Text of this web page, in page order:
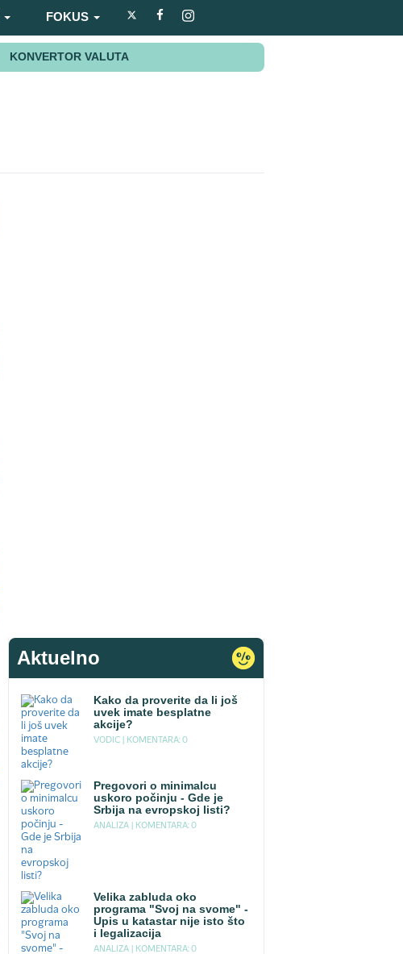
FOKUS
KONVERTOR VALUTA
Aktuelno
Kako da proverite da li još
uvek imate besplatne
akcije?
VODIC | KOMENTARA: 0
Pregovori o minimalcu
uskoro počinju - Gde je
Srbija na evropskoj listi?
ANALIZA | KOMENTARA: 0
Velika zabluda oko
programa "Svoj na svome" -
Upis u katastar nije isto što
i legalizacija
ANALIZA | KOMENTARA: 0